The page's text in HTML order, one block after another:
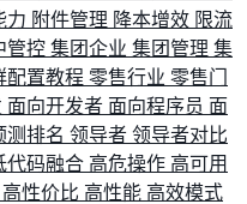
力 附件管理 降本增效 限流
管控 集团企业 集团管理 集
配置教程 零售行业 零售门
面向开发者 面向程序员 面
测排名 领导者 领导者对比
代码融合 高危操作 高可用
高性价比 高性能 高效模式